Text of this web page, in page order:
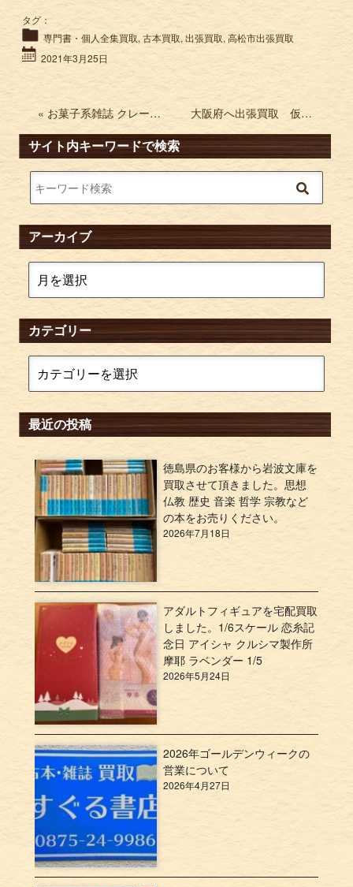
タグ：
専門書・個人全集買取,古本買取,出張買取,高松市出張買取
2021年3月25日
« お菓子系雑誌 クレープ クリーム ホイップ ワッフルなどの買取 大阪府へ出張買取 仮面ライダーフィギュア ミリタリー模型など »
サイト内キーワードで検索
アーカイブ
カテゴリー
最近の投稿
徳島県のお客様から岩波文庫を
買取させて頂きました。思想
仏教 歴史 音楽 哲学 宗教など
の本をお売りください。
2026年7月18日
アダルトフィギュアを宅配買取
しました。1/6スケール 恋糸記
念日 アイシャ クルシマ製作所
摩耶 ラベンダー 1/5
2026年5月24日
2026年ゴールデンウィークの
営業について
2026年4月27日